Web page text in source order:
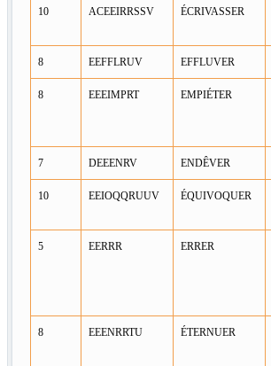
10 ACEEIRRSSV ÉCRIVASSER
8 EEFFLRUV EFFLUVER
8 EEEIMPRT EMPIÉTER
7 DEEENRV ENDÊVER
10 EEIOQQRUUV ÉQUIVOQUER
5 EERRR ERRER
8 EEENRRTU ÉTERNUER